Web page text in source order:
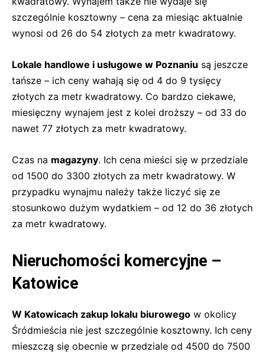
szczególnie kosztowny – cena za miesiąc aktualnie
wynosi od 26 do 54 złotych za metr kwadratowy.
Lokale handlowe i usługowe w Poznaniu są jeszcze
tańsze – ich ceny wahają się od 4 do 9 tysięcy
złotych za metr kwadratowy. Co bardzo ciekawe,
miesięczny wynajem jest z kolei droższy – od 33 do
nawet 77 złotych za metr kwadratowy.
Czas na magazyny. Ich cena mieści się w przedziale
od 1500 do 3300 złotych za metr kwadratowy. W
przypadku wynajmu należy także liczyć się ze
stosunkowo dużym wydatkiem – od 12 do 36 złotych
za metr kwadratowy.
Nieruchomości komercyjne –
Katowice
W Katowicach zakup lokalu biurowego w okolicy
Śródmieścia nie jest szczególnie kosztowny. Ich ceny
mieszczą się obecnie w przedziale od 4500 do 7500